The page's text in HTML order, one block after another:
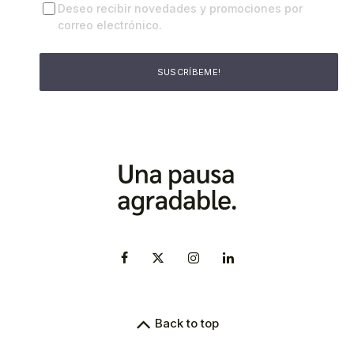
Deseo recibir novedades y promociones por
correo electrónico.
Back to top